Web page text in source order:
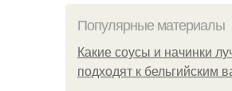
Популярные материалы
Какие соусы и начинки
подходят к бельгийским